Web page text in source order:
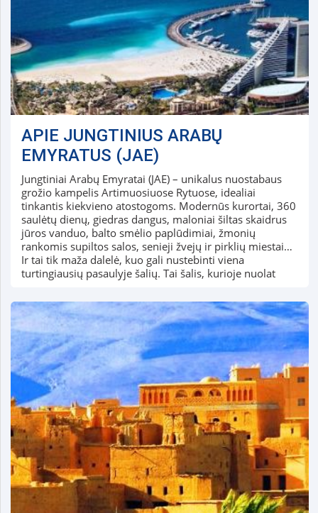
APIE JUNGTINIUS ARABŲ
EMYRATUS (JAE)
Jungtiniai Arabų Emyratai (JAE) – unikalus nuostabaus
grožio kampelis Artimuosiuose Rytuose, idealiai
tinkantis kiekvieno atostogoms. Modernūs kurortai, 360
saulėtų dienų, giedras dangus, maloniai šiltas skaidrus
jūros vanduo, balto smėlio paplūdimiai, žmonių
rankomis supiltos salos, senieji žvejų ir pirklių miestai…
Ir tai tik maža dalelė, kuo gali nustebinti viena
turtingiausių pasaulyje šalių. Tai šalis, kurioje nuolat